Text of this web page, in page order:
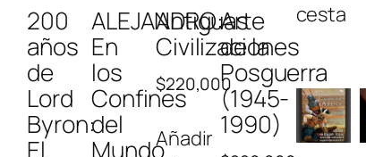
200
años
de
Lord
Byron:
El
cesta
ALEJANDRO:
En
los
Confines
del
Mundo
Antiguas
Civilizaciones
$220,000
Añadir
Arte
de la
Posguerra
(1945-
1990)